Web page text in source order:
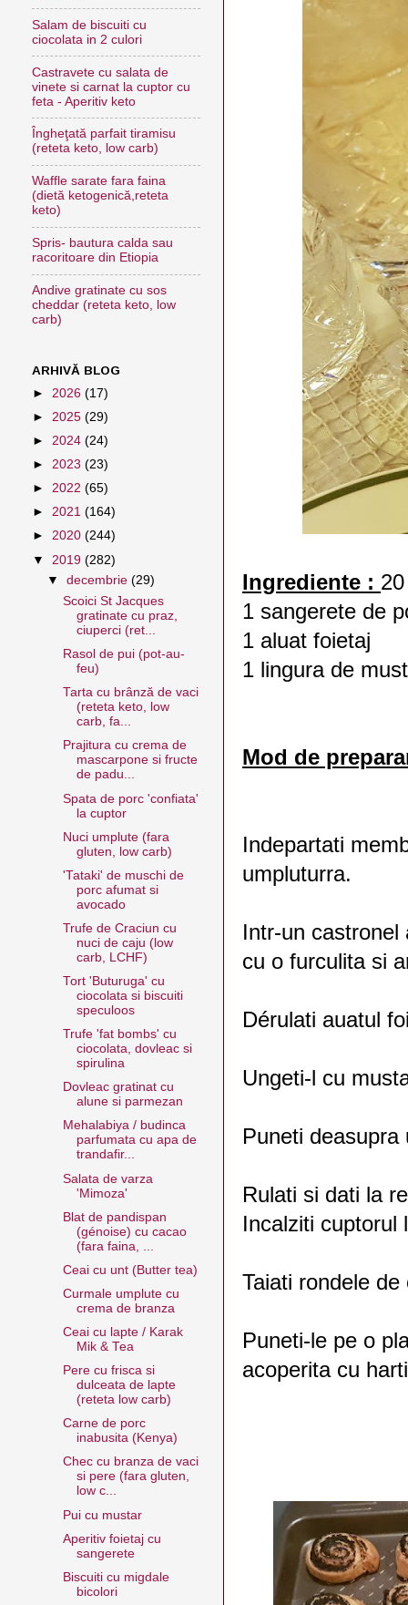
Ingrediente :
1 sangerete de
1 aluat foietaj
1 lingura de
Mod de
Indepartati
umpluturra.
Intr-un castronel
cu o furculita si
Dérulati auatul
Ungeti-l cu
Puneti
Rulati si dati la
Incalziti cuptorul
Taiati rondele
Puneti-le pe o
acoperita cu
Salam de biscuiti cu
ciocolata in 2 culori
Castravete cu salata de
vinete si carnat la cuptor cu
feta - Aperitiv keto
Îngheţată parfait tiramisu
(reteta keto, low carb)
Waffle sarate fara faina
(dietă ketogenică,reteta
keto)
Spris- bautura calda sau
racoritoare din Etiopia
Andive gratinate cu sos
cheddar (reteta keto, low
carb)
ARHIVĂ BLOG
► 2026 (17)
► 2025 (29)
► 2024 (24)
► 2023 (23)
► 2022 (65)
► 2021 (164)
► 2020 (244)
▼ 2019 (282)
▼decembrie(29)
Scoici St Jacques
gratinate cu praz,
ciuperci (ret...
Rasol de pui (pot-au-
feu)
Tarta cu brânză de vaci
(reteta keto, low
carb, fa...
Prajitura cu crema de
mascarpone si fructe
de padu...
Spata de porc 'confiata'
la cuptor
Nuci umplute (fara
gluten, low carb)
'Tataki' de muschi de
porc afumat si
avocado
Trufe de Craciun cu
nuci de caju (low
carb, LCHF)
Tort 'Buturuga' cu
ciocolata si biscuiti
speculoos
Trufe 'fat bombs' cu
ciocolata, dovleac si
spirulina
Dovleac gratinat cu
alune si parmezan
Mehalabiya / budinca
parfumata cu apa de
trandafir...
Salata de varza
'Mimoza'
Blat de pandispan
(génoise) cu cacao
(fara faina, ...
Ceai cu unt (Butter tea)
Curmale umplute cu
crema de branza
Ceai cu lapte / Karak
Mik & Tea
Pere cu frisca si
dulceata de lapte
(reteta low carb)
Carne de porc
inabusita (Kenya)
Chec cu branza de vaci
si pere (fara gluten,
low c...
Pui cu mustar
Aperitiv foietaj cu
sangerete
Biscuiti cu migdale
bicolori